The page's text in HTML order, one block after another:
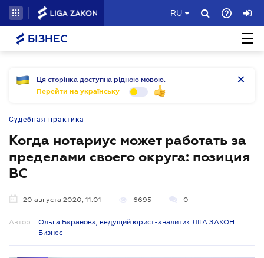
RU
БІЗНЕС
Ця сторінка доступна рідною мовою.
Перейти на українську
Судебная практика
Когда нотариус может работать за
пределами своего округа: позиция
ВС
20 августа 2020, 11:01 6695 0
Автор:
Ольга Баранова, ведущий юрист-аналитик ЛІГА:ЗАКОН
Бизнес